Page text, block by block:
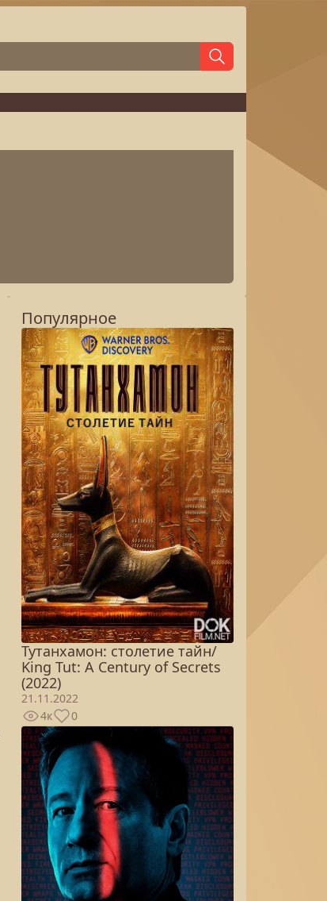
Популярное
Тутанхамон: столетие тайн/
King Tut: A Century of Secrets
(2022)
21.11.2022
4к
0